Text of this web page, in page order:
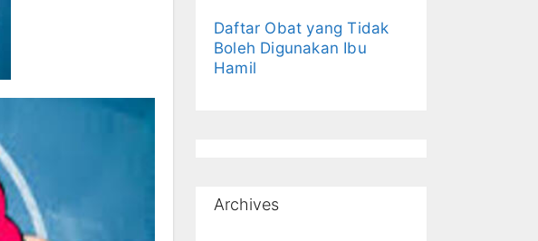
Daftar Obat yang Tidak
Boleh Digunakan Ibu
Hamil
Archives